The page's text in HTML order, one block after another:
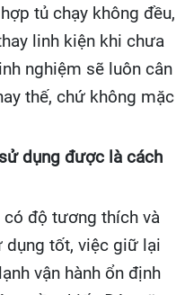
tủ chạy không đều,
linh kiện khi chưa
nghiệm sẽ luôn cân
thế, chứ không mặc
dụng được là cách
có độ tương thích và
dụng tốt, việc giữ lại
vận hành ổn định